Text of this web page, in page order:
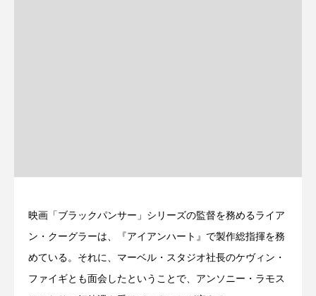
映画「ブラックパンサー」シリーズの監督を務めるライア
ン・クーグラーは、『アイアンハート』で製作総指揮を務
めている。それに、マーベル・スタジオ社長のケヴィン・
ファイギとも面会したということで、アンソニー・ラモス